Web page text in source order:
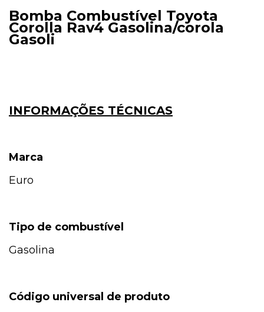
Bomba Combustível Toyota
Corolla Rav4 Gasolina/corola
Gasoli
INFORMAÇÕES TÉCNICAS
Marca
Euro
Tipo de combustível
Gasolina
Código universal de produto